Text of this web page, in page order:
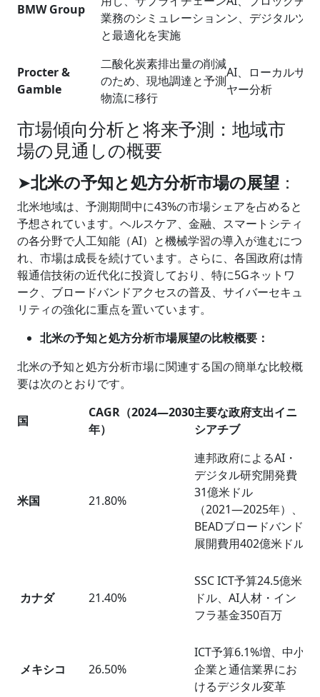
BMW Group
業務のシミュレーション
と最適化を実施
ン、デジタルツ
Procter &
Gamble
二酸化炭素排出量の削減
のため、現地調達と予測
物流に移行
AI、ローカルサ
ヤー分析
市場傾向分析と将来予測：地域市
場の見通しの概要
➤北米の予知と処方分析市場の展望 ：
北米地域は、予測期間中に43%の市場シェアを占めると
予想されています。ヘルスケア、金融、スマートシティ
の各分野で人工知能（AI）と機械学習の導入が進むにつ
れ、市場は成長を続けています。さらに、各国政府は情
報通信技術の近代化に投資しており、特に5Gネットワ
ーク、ブロードバンドアクセスの普及、サイバーセキュ
リティの強化に重点を置いています。
北米の予知と処方分析市場展望の比較概要：
北米の予知と処方分析市場に関連する国の簡単な比較概
要は次のとおりです。
国
CAGR（2024―2030
年）
主要な政府支出イニ
シアチブ
米国 21.80%
連邦政府によるAI・
デジタル研究開発費
31億米ドル
（2021―2025年）、
BEADブロードバンド
展開費用402億米ドル
カナダ 21.40%
SSC ICT予算24.5億米
ドル、AI人材・イン
フラ基金350百万
メキシコ 26.50%
ICT予算6.1%増、中小
企業と通信業界にお
けるデジタル変革